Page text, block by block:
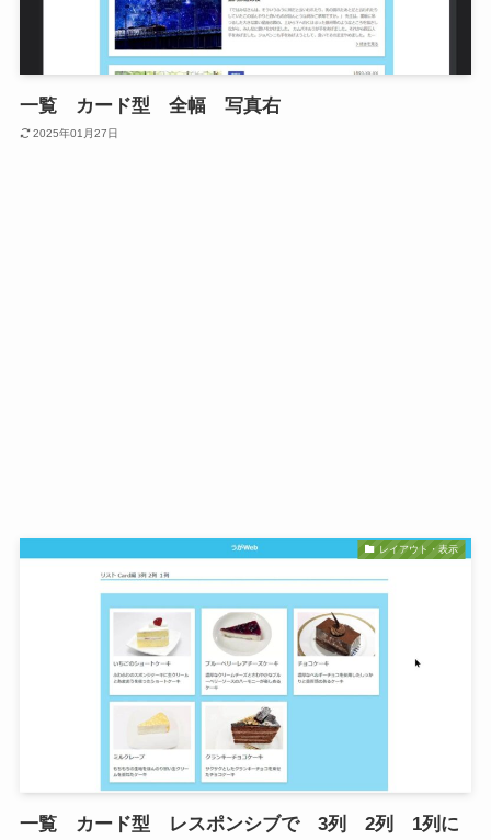
一覧 カード型 全幅 写真右
2025年01月27日
レイアウト・表示
一覧 カード型 レスポンシブで 3列 2列 1列に